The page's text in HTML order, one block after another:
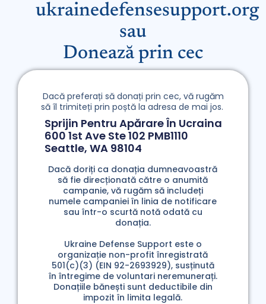
ukrainedefensesupport.org
sau
Donează prin cec
Dacă preferați să donați prin cec, vă rugăm
să îl trimiteți prin poștă la adresa de mai jos.
Sprijin Pentru Apărare În Ucraina
600 1st Ave Ste 102 PMB1110
Seattle, WA 98104
Dacă doriți ca donația dumneavoastră
să fie direcționată către o anumită
campanie, vă rugăm să includeți
numele campaniei în linia de notificare
sau într-o scurtă notă odată cu
donația.
Ukraine Defense Support este o
organizație non-profit înregistrată
501(c)(3) (EIN 92-2693929), susținută
în întregime de voluntari neremunerați.
Donațiile bănești sunt deductibile din
impozit în limita legală.